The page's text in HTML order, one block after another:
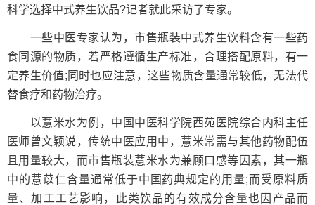
科学选择中式养生饮品?记者就此采访了专家。
一些中医专家认为，市售瓶装中式养生饮料含有一些药
食同源的物质，若严格遵循生产标准，合理搭配原料，有一
定养生价值;同时也应注意，这些物质含量通常较低，无法代
替食疗和药物治疗。
以薏米水为例，中国中医科学院西苑医院综合内科主任
医师曾文颖说，传统中医应用中，薏米常需与其他药物配伍
且用量较大，而市售瓶装薏米水为兼顾口感等因素，其一瓶
中的薏苡仁含量通常低于中国药典规定的用量;而受原料质
量、加工工艺影响，此类饮品的有效成分含量也因产品而